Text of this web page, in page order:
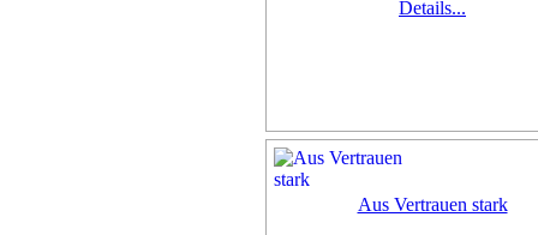
Details...
Aus Vertrauen stark